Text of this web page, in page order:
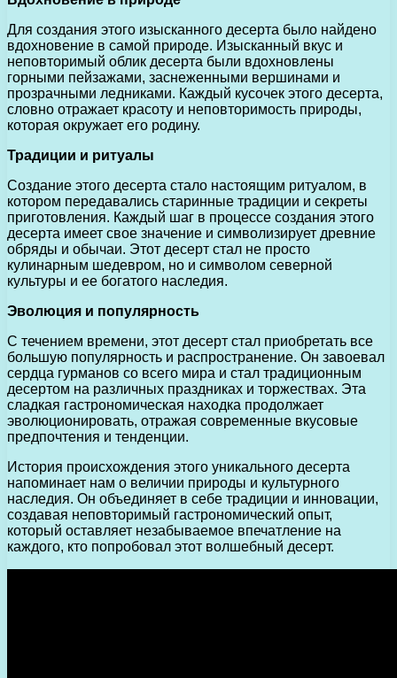
Для создания этого изысканного десерта было найдено
вдохновение в самой природе. Изысканный вкус и
неповторимый облик десерта были вдохновлены
горными пейзажами, заснеженными вершинами и
прозрачными ледниками. Каждый кусочек этого десерта,
словно отражает красоту и неповторимость природы,
которая окружает его родину.
Традиции и ритуалы
Создание этого десерта стало настоящим ритуалом, в
котором передавались старинные традиции и секреты
приготовления. Каждый шаг в процессе создания этого
десерта имеет свое значение и символизирует древние
обряды и обычаи. Этот десерт стал не просто
кулинарным шедевром, но и символом северной
культуры и ее богатого наследия.
Эволюция и популярность
С течением времени, этот десерт стал приобретать все
большую популярность и распространение. Он завоевал
сердца гурманов со всего мира и стал традиционным
десертом на различных праздниках и торжествах. Эта
сладкая гастрономическая находка продолжает
эволюционировать, отражая современные вкусовые
предпочтения и тенденции.
История происхождения этого уникального десерта
напоминает нам о величии природы и культурного
наследия. Он объединяет в себе традиции и инновации,
создавая неповторимый гастрономический опыт,
который оставляет незабываемое впечатление на
каждого, кто попробовал этот волшебный десерт.